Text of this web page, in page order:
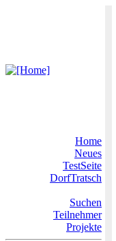
Home
Neues
TestSeite
DorfTratsch
Suchen
Teilnehmer
Projekte